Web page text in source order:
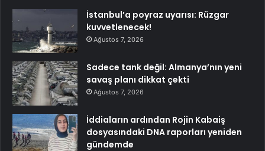
İstanbul’a poyraz uyarısı: Rüzgar
kuvvetlenecek!
Ağustos 7, 2026
Sadece tank değil: Almanya’nın yeni
savaş planı dikkat çekti
Ağustos 7, 2026
İddiaların ardından Rojin Kabaiş
dosyasındaki DNA raporları yeniden
gündemde